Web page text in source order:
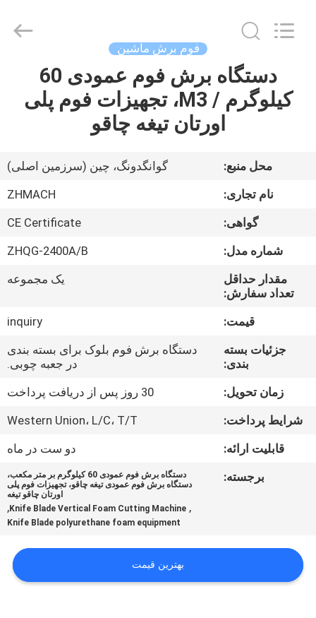
صفحه
اصلی
درباره
کارخانه
کیفیت
ما
تماس
نقشه
equipment
فوم برش ماشین
دستگاه برش فوم عمودی 60
کیلوگرم / M3، تجهیزات فوم پلی
اورتان تیغه چاقو
محل منبع:
گوانگدونگ، چین (سرزمین اصلی)
نام تجاری:
ZHMACH
گواهی:
CE Certificate
شماره مدل:
ZHQG-2400A/B
مقدار حداقل
تعداد سفارش:
یک مجموعه
قیمت:
inquiry
جزئیات بسته
بندی:
دستگاه برش فوم بلوک برای بسته بندی
در جعبه چوبی.
زمان تحویل:
30 روز پس از دریافت پرداخت
شرایط پرداخت:
Western Union، L/C، T/T
قابلیت ارائه:
دو ست در ماه
برجسته:
دستگاه برش فوم عمودی 60 کیلوگرم بر متر مکعب،
دستگاه برش فوم عمودی تیغه چاقو، تجهیزات فوم پلی
اورتان چاقو تیغه
,
Knife Blade Vertical Foam Cutting Machine
,
Knife Blade polyurethane foam equipment
بهترین قیمت